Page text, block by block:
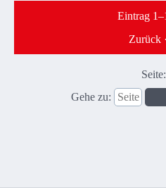
Eintrag
Zurück ·
Seite:
Gehe zu: